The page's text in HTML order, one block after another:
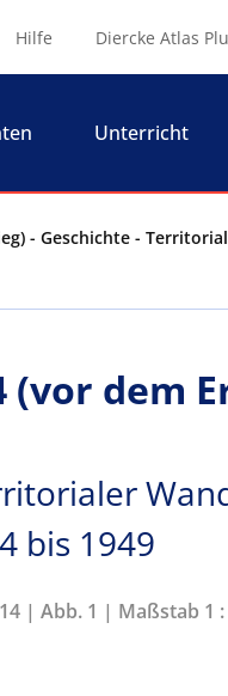
Hilfe Diercke Atlas
Unterricht
- Geschichte -
(vor dem
bis 1949
| Abb. 1 | Maßstab 1 :